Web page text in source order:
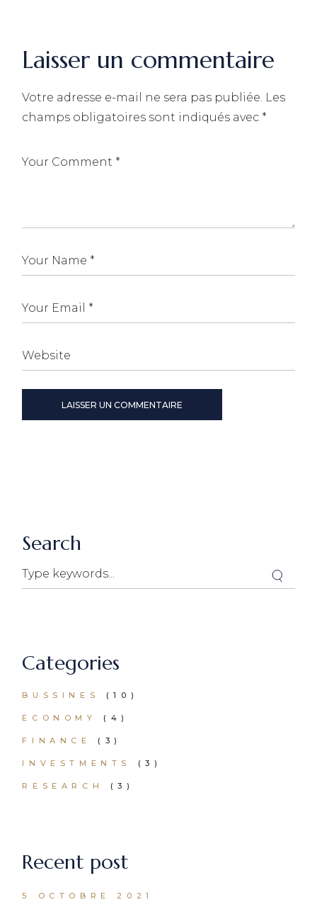
Laisser un commentaire
Votre adresse e-mail ne sera pas publiée. Les
champs obligatoires sont indiqués avec *
LAISSER UN COMMENTAIRE
Search
Categories
BUSSINES (10)
ECONOMY (4)
FINANCE (3)
INVESTMENTS (3)
RESEARCH (3)
Recent post
5 OCTOBRE 2021